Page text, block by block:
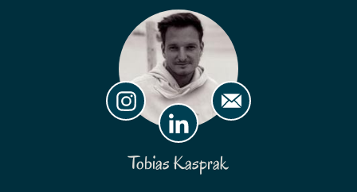
Tobias Kasprak